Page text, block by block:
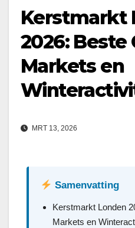
Kerstmarkt
2026: Beste
Markets en
MRT 13, 2026
Samenvatting
Kerstmarkt Londen
Markets en